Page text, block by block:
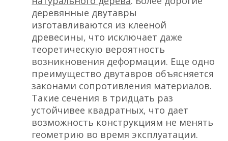
деревянные двутавры
изготавливаются из клееной
древесины, что исключает даже
теоретическую вероятность
возникновения деформации. Еще одно
преимущество двутавров объясняется
законами сопротивления материалов.
Такие сечения в тридцать раз
устойчивее квадратных, что дает
возможность конструкциям не менять
геометрию во время эксплуатации.